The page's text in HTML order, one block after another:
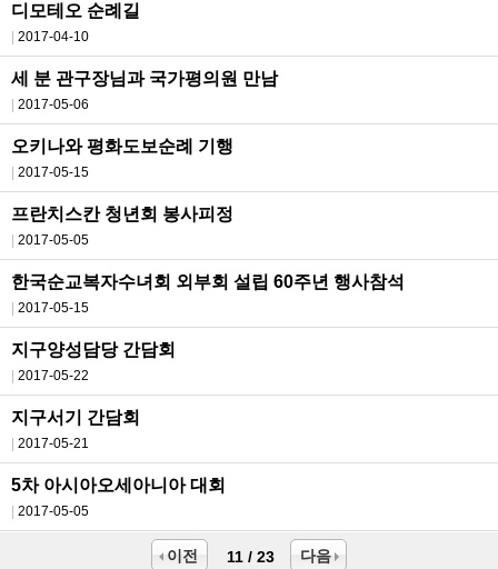
디모테오 순례길
2017-04-10
세 분 관구장님과 국가평의원 만남
2017-05-06
오키나와 평화도보순례 기행
2017-05-15
프란치스칸 청년회 봉사피정
2017-05-05
한국순교복자수녀회 외부회 설립 60주년 행사참석
2017-05-15
지구양성담당 간담회
2017-05-22
지구서기 간담회
2017-05-21
5차 아시아오세아니아 대회
2017-05-05
이전 11 / 23 다음